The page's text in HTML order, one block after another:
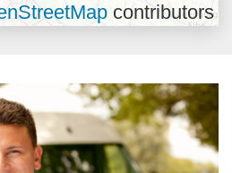
contributors